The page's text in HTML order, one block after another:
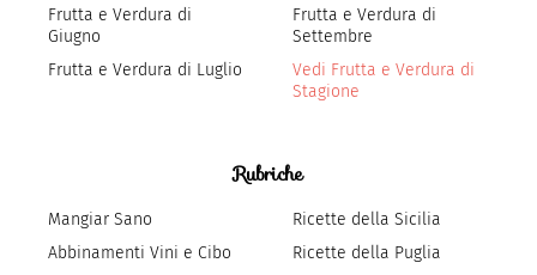
Frutta e Verdura di
Giugno
Frutta e Verdura di Luglio
Frutta e Verdura di
Settembre
Vedi Frutta e Verdura di
Stagione
Rubriche
Mangiar Sano
Abbinamenti Vini e Cibo
Ricette della Sicilia
Ricette della Puglia